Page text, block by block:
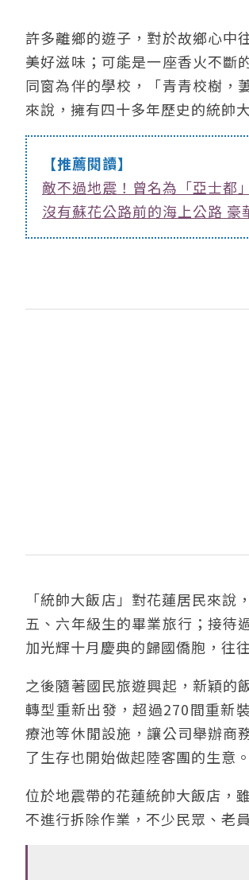
許多離鄉的遊子，對於故鄉心中
美好滋味；可能是一座香火不斷
同窗為伴的學校，「青青校樹，
來說，擁有四十多年歷史的統帥
【推薦閱讀】
敵不過地震！曾名為「亞士都
沒有蘇花公路前的海上公路 豪
「統帥大飯店」對花蓮居民來
五、六年級生的畢業旅行；接待
加光輝十月慶典的歸國僑胞，往
之後隨著國民旅遊興起，新穎的
轉型重新出發，超過270間重新
療池等休閒設施，讓公司舉辦商
了生存也開始做起陸客團的生意。
位於地震帶的花蓮統帥大飯店，
不進行拆除作業，不少民眾、老